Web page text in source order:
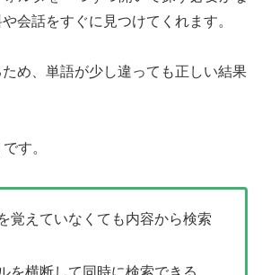
会話をすぐに見つけてくれます。
め、単語が少し違っても正しい結果
す。
覚えていなくても内容から検索